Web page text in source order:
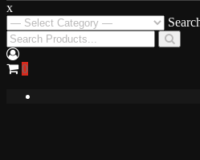
Разбор
Разборка Audi A8 D3
x
0